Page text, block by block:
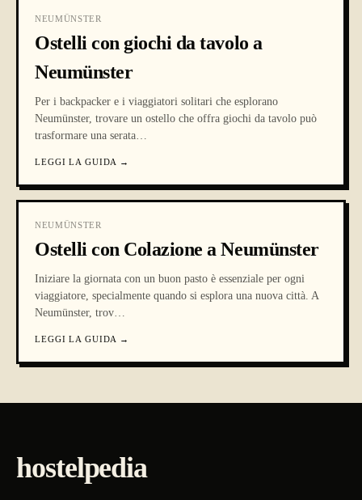
NEUMÜNSTER
Ostelli con giochi da tavolo a
Neumünster
Per i backpacker e i viaggiatori solitari che esplorano
Neumünster, trovare un ostello che offra giochi da tavolo può
trasformare una serata…
LEGGI LA GUIDA →
NEUMÜNSTER
Ostelli con Colazione a Neumünster
Iniziare la giornata con un buon pasto è essenziale per ogni
viaggiatore, specialmente quando si esplora una nuova città. A
Neumünster, trov…
LEGGI LA GUIDA →
hostelpedia